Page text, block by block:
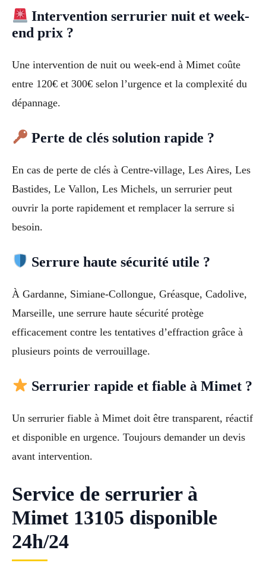
Intervention serrurier nuit et week-
end prix ?
Une intervention de nuit ou week-end à Mimet coûte
entre 120€ et 300€ selon l’urgence et la complexité du
dépannage.
Perte de clés solution rapide ?
En cas de perte de clés à Centre-village, Les Aires, Les
Bastides, Le Vallon, Les Michels, un serrurier peut
ouvrir la porte rapidement et remplacer la serrure si
besoin.
Serrure haute sécurité utile ?
À Gardanne, Simiane-Collongue, Gréasque, Cadolive,
Marseille, une serrure haute sécurité protège
efficacement contre les tentatives d’effraction grâce à
plusieurs points de verrouillage.
Serrurier rapide et fiable à Mimet ?
Un serrurier fiable à Mimet doit être transparent, réactif
et disponible en urgence. Toujours demander un devis
avant intervention.
Service de serrurier à
Mimet 13105 disponible
24h/24